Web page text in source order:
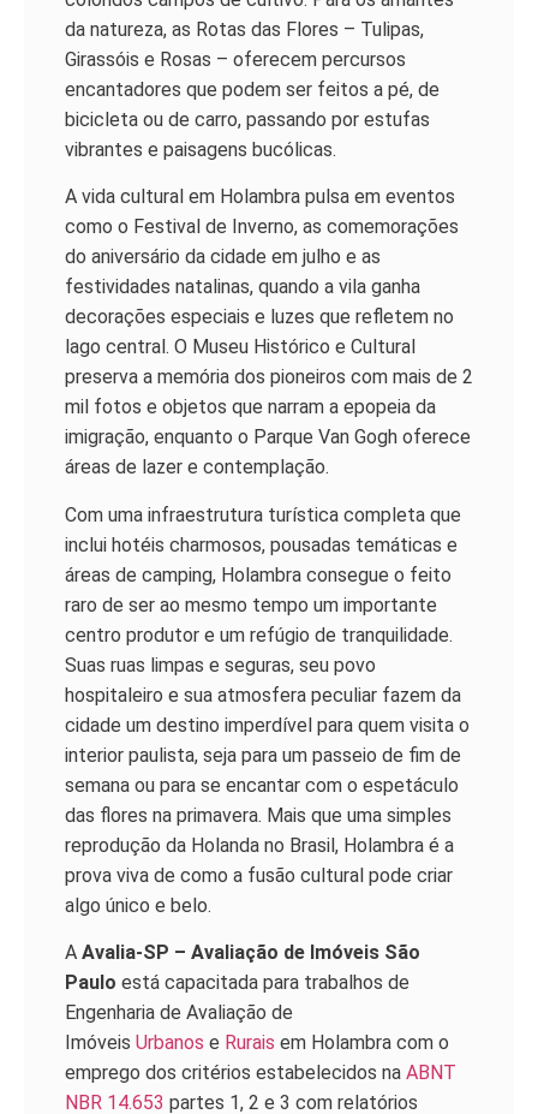
da natureza, as Rotas das Flores – Tulipas,
Girassóis e Rosas – oferecem percursos
encantadores que podem ser feitos a pé, de
bicicleta ou de carro, passando por estufas
vibrantes e paisagens bucólicas.
A vida cultural em Holambra pulsa em eventos
como o Festival de Inverno, as comemorações
do aniversário da cidade em julho e as
festividades natalinas, quando a vila ganha
decorações especiais e luzes que refletem no
lago central. O Museu Histórico e Cultural
preserva a memória dos pioneiros com mais de 2
mil fotos e objetos que narram a epopeia da
imigração, enquanto o Parque Van Gogh oferece
áreas de lazer e contemplação.
Com uma infraestrutura turística completa que
inclui hotéis charmosos, pousadas temáticas e
áreas de camping, Holambra consegue o feito
raro de ser ao mesmo tempo um importante
centro produtor e um refúgio de tranquilidade.
Suas ruas limpas e seguras, seu povo
hospitaleiro e sua atmosfera peculiar fazem da
cidade um destino imperdível para quem visita o
interior paulista, seja para um passeio de fim de
semana ou para se encantar com o espetáculo
das flores na primavera. Mais que uma simples
reprodução da Holanda no Brasil, Holambra é a
prova viva de como a fusão cultural pode criar
algo único e belo.
A Avalia-SP – Avaliação de Imóveis São
Paulo está capacitada para trabalhos de
Engenharia de Avaliação de
Imóveis Urbanos e Rurais em Holambra com o
emprego dos critérios estabelecidos na ABNT
NBR 14.653 partes 1, 2 e 3 com relatórios